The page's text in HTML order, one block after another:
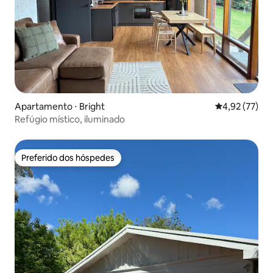
Apartamento ⋅ Bright 4,92 de uma
4,92 (77)
Refúgio místico, iluminado
Preferido dos hóspedes
Preferido dos hóspedes